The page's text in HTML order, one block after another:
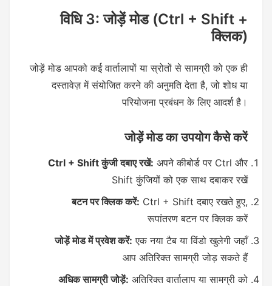
विधि 3: जोड़ें मोड (Ctrl + Shift +
क्लिक)
जोड़ें मोड आपको कई वार्तालापों या स्रोतों से सामग्री को एक ही
दस्तावेज़ में संयोजित करने की अनुमति देता है, जो शोध या
परियोजना प्रबंधन के लिए आदर्श है।
जोड़ें मोड का उपयोग कैसे करें
Ctrl + Shift कुंजी दबाए रखें: अपने कीबोर्ड पर Ctrl और
Shift कुंजियों को एक साथ दबाकर रखें
बटन पर क्लिक करें: Ctrl + Shift दबाए रखते हुए,
रूपांतरण बटन पर क्लिक करें
जोड़ें मोड में प्रवेश करें: एक नया टैब या विंडो खुलेगी जहाँ
आप अतिरिक्त सामग्री जोड़ सकते हैं
अधिक सामग्री जोड़ें: अतिरिक्त वार्तालाप या सामग्री को